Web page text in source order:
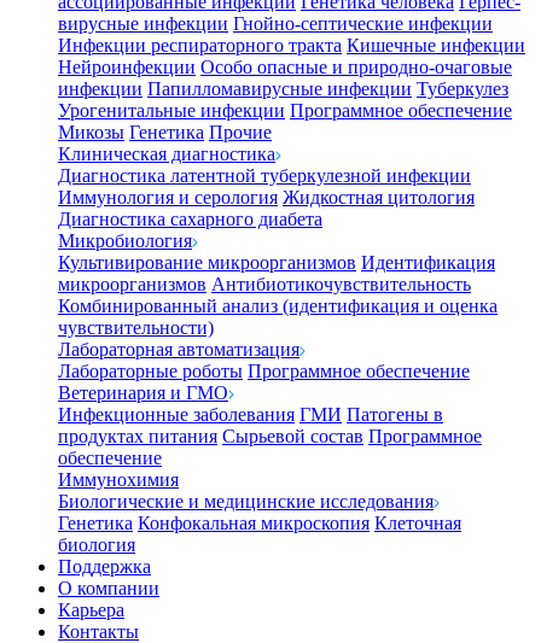
вирусные инфекции Гнойно-септические инфекции
Инфекции респираторного тракта Кишечные инфекции
Нейроинфекции Особо опасные и природно-очаговые
инфекции Папилломавирусные инфекции Туберкулез
Урогенитальные инфекции Программное обеспечение
Микозы Генетика Прочие
Клиническая диагностика
Диагностика латентной туберкулезной инфекции
Иммунология и серология Жидкостная цитология
Диагностика сахарного диабета
Микробиология
Культивирование микроорганизмов Идентификация
микроорганизмов Антибиотикочувствительность
Комбинированный анализ (идентификация и оценка
чувствительности)
Лабораторная автоматизация
Лабораторные роботы Программное обеспечение
Ветеринария и ГМО
Инфекционные заболевания ГМИ Патогены в
продуктах питания Сырьевой состав Программное
обеспечение
Иммунохимия
Биологические и медицинские исследования
Генетика Конфокальная микроскопия Клеточная
биология
Поддержка
О компании
Карьера
Контакты